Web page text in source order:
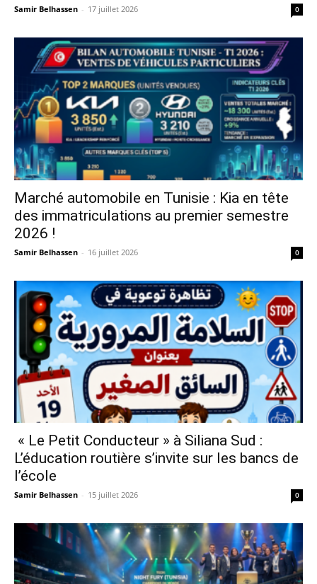
Samir Belhassen - 17 juillet 2026 0
Marché automobile en Tunisie : Kia en tête
des immatriculations au premier semestre
2026 !
Samir Belhassen - 16 juillet 2026 0
« Le Petit Conducteur » à Siliana Sud :
L’éducation routière s’invite sur les bancs de
l’école
Samir Belhassen - 15 juillet 2026 0